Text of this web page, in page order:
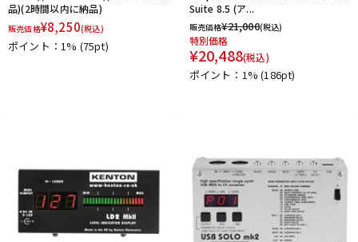
品)(2時間以内に納品)
販売価格¥8,250(税込)
ポイント：1% (75pt)
Suite 8.5 (ア...
販売価格¥21,000(税込)
特別価格
¥20,488(税込)
ポイント：1%(186pt)